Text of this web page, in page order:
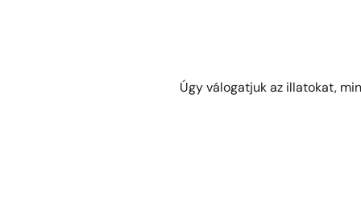
Úgy válogatjuk az illatokat,